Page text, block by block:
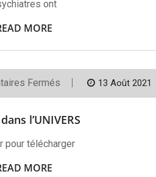
ont
MORE
Fermés Sur
Vie
L’UNIVERS
13 Août 2021
l’UNIVERS
pour télécharger
MORE